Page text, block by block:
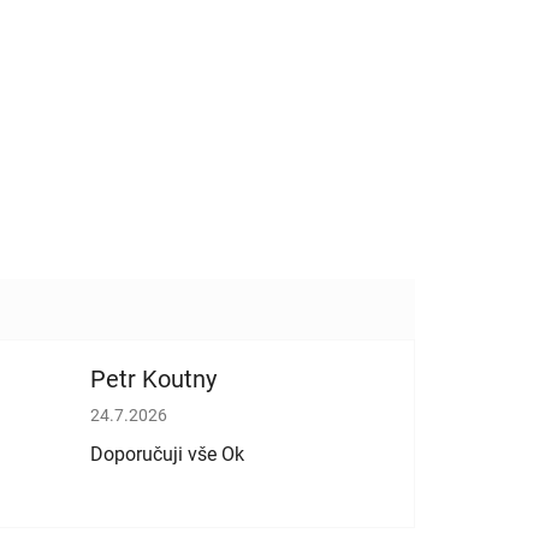
Petr Koutny
Hodnocení obchodu je 5 z 5 hvězdiček.
24.7.2026
Doporučuji vše Ok